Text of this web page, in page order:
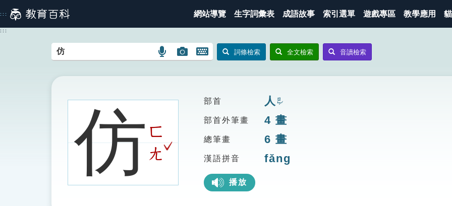
到
主
::: 網站導覽 生字詞彙表 成語故事 索引選單 遊戲專區 教學應用
:::
語
搜
圖
圖
搜
開
鍵
圖
詞條檢索 全文檢索 音讀檢索
仿ㄈ
ㄤ
ˇ
部首 人 ㄖㄣˊ
部首外筆畫 4 畫
總筆畫 6 畫
漢語拼音 fǎng
播放